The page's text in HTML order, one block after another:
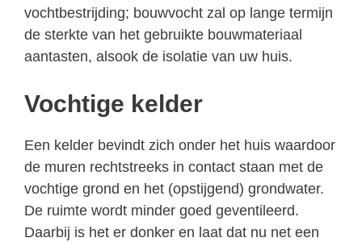
vochtbestrijding; bouwvocht zal op lange termijn
de sterkte van het gebruikte bouwmateriaal
aantasten, alsook de isolatie van uw huis.
Vochtige kelder
Een kelder bevindt zich onder het huis waardoor
de muren rechtstreeks in contact staan met de
vochtige grond en het (opstijgend) grondwater.
De ruimte wordt minder goed geventileerd.
Daarbij is het er donker en laat dat nu net een